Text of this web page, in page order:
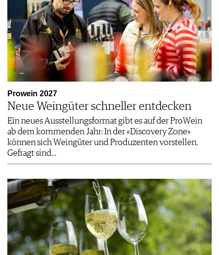
Prowein 2027
Neue Weingüter schneller entdecken
Ein neues Ausstellungsformat gibt es auf der ProWein
ab dem kommenden Jahr: In der «Discovery Zone»
können sich Weingüter und Produzenten vorstellen.
Gefragt sind…